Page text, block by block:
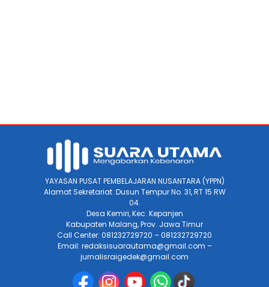
YAYASAN PUSAT PEMBELAJARAN NUSANTARA (YPPN)
Alamat Sekretariat :Dusun Tempur No. 31, RT 15 RW
04.
Desa Kemiri, Kec. Kepanjen
Kabupaten Malang, Prov. Jawa Timur
Call Center: 081232729720 – 081232729720
Email: redaksisuarautama@gmail.com –
jurnalisraigedek@gmail.com